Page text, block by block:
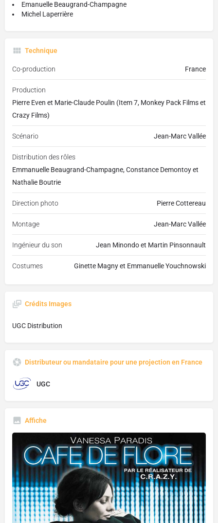
Emanuelle Beaugrand-Champagne
Michel Laperrière
Technique
Co-production France
Production
Pierre Even et Marie-Claude Poulin (Item 7, Monkey Pack Films et
Crazy Films)
Scénario Jean-Marc Vallée
Distribution des rôles
Emmanuelle Beaugrand-Champagne, Constance Demontoy et
Nathalie Boutrie
Direction photo Pierre Cottereau
Montage Jean-Marc Vallée
Ingénieur du son Jean Minondo et Martin Pinsonnault
Costumes Ginette Magny et Emmanuelle Youchnowski
Crédits Images
UGC Distribution
Distributeur ou mandataire pour une projection en France
UGC
Affiche